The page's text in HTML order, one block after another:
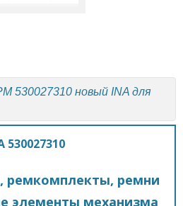
530027310 новый INA для
530027310
ремкомплекты, ремни
элементы механизма